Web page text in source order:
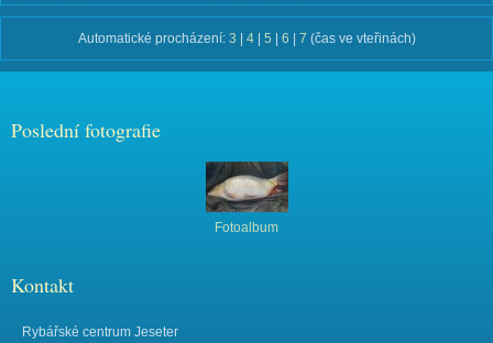
Automatické procházení: 3 | 4| 5 | 6 | 7 (čas ve vteřinách)
Poslední fotografie
Fotoalbum
Kontakt
Rybářské centrum Jeseter